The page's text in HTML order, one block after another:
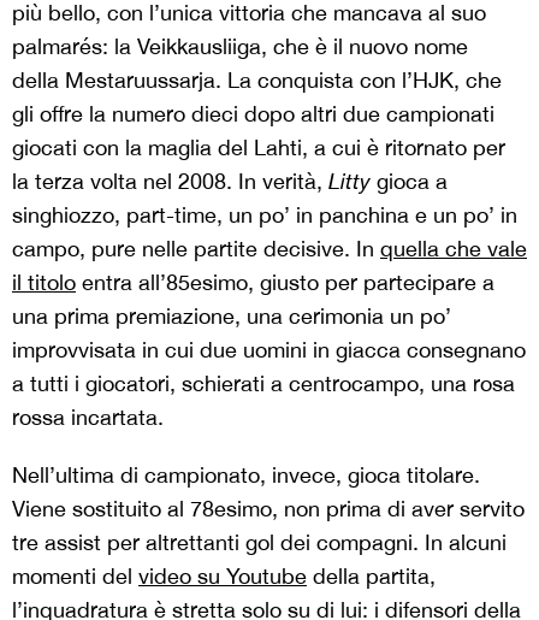
più bello, con l’unica vittoria che mancava al suo
palmarés: la Veikkausliiga, che è il nuovo nome
della Mestaruussarja. La conquista con l’HJK, che
gli offre la numero dieci dopo altri due campionati
giocati con la maglia del Lahti, a cui è ritornato per
la terza volta nel 2008. In verità, Litty gioca a
singhiozzo, part-time, un po’ in panchina e un po’ in
campo, pure nelle partite decisive. In quella che vale
il titolo entra all’85esimo, giusto per partecipare a
una prima premiazione, una cerimonia un po’
improvvisata in cui due uomini in giacca consegnano
a tutti i giocatori, schierati a centrocampo, una rosa
rossa incartata.
Nell’ultima di campionato, invece, gioca titolare.
Viene sostituito al 78esimo, non prima di aver servito
tre assist per altrettanti gol dei compagni. In alcuni
momenti del video su Youtube della partita,
l’inquadratura è stretta solo su di lui: i difensori della